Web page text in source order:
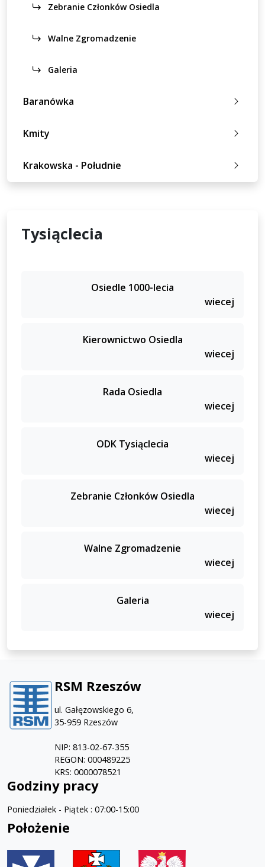
Zebranie Członków Osiedla
Walne Zgromadzenie
Galeria
Baranówka
Kmity
Krakowska - Południe
Tysiąclecia
Osiedle 1000-lecia
wiecej
Kierownictwo Osiedla
wiecej
Rada Osiedla
wiecej
ODK Tysiąclecia
wiecej
Zebranie Członków Osiedla
wiecej
Walne Zgromadzenie
wiecej
Galeria
wiecej
RSM Rzeszów
ul. Gałęzowskiego 6,
35-959 Rzeszów
NIP: 813-02-67-355
REGON: 000489225
KRS: 0000078521
Godziny pracy
Poniedziałek - Piątek : 07:00-15:00
Położenie